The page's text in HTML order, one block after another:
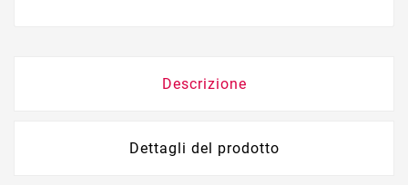
Descrizione
Dettagli del prodotto